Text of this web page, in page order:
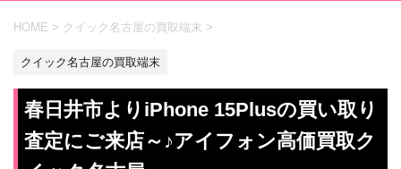
HOME > クイック名古屋の買取端末 >
クイック名古屋の買取端末
春日井市よりiPhone 15Plusの買い取り
査定にご来店～♪アイフォン高価買取ク